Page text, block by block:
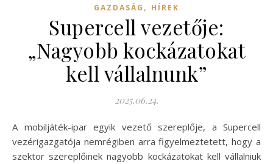
GAZDASÁG , HÍREK
Supercell vezetője:
„Nagyobb kockázatokat
kell vállalnunk”
2025.06.24.
A mobiljáték-ipar egyik vezető szereplője, a Supercell
vezérigazgatója nemrégiben arra figyelmeztetett, hogy a
szektor szereplőinek nagyobb kockázatokat kell vállalniuk